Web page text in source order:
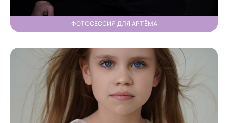
ФОТОСЕССИЯ ДЛЯ АРТЁМА